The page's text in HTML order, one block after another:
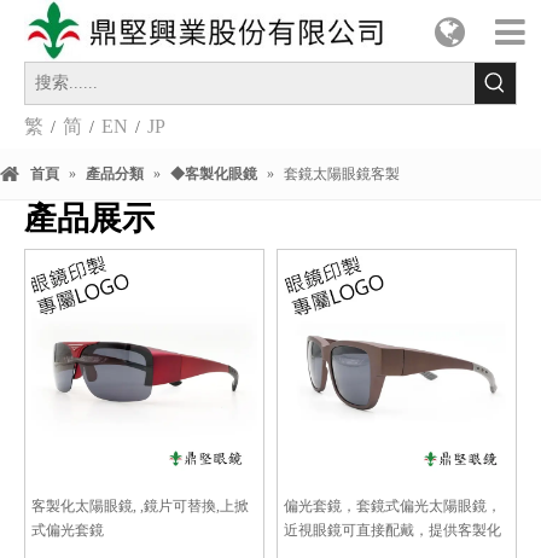
繁 / 简 / EN / JP
首頁 » 產品分類 » ◆客製化眼鏡 » 套鏡太陽眼鏡客製
產品展示
客製化太陽眼鏡, ,鏡片可替換,上掀
式偏光套鏡
偏光套鏡，套鏡式偏光太陽眼鏡，
近視眼鏡可直接配戴，提供客製化